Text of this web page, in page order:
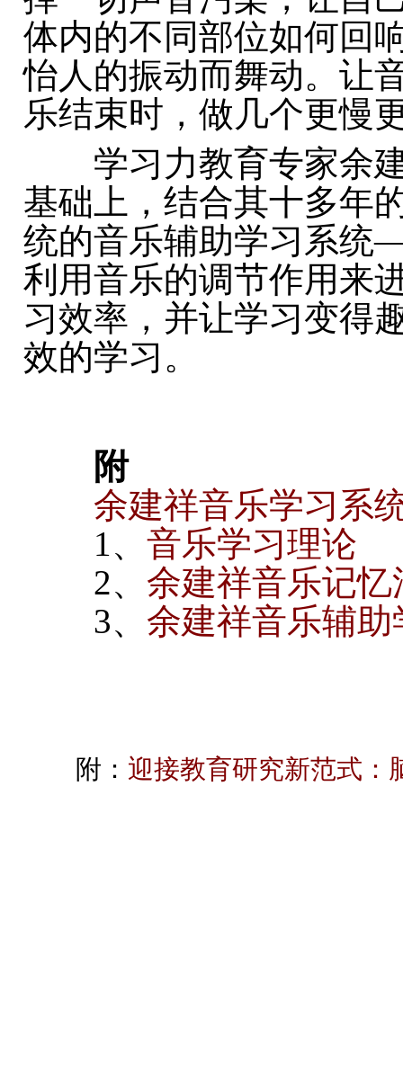
体内的不同部位如何回
怡人的振动而舞动。让
乐结束时，做几个更慢
学习力教育专家余建
基础上，结合其十多年
统的音乐辅助学习系
利用音乐的调节作用来
习效率，并让学习变得
效的学习。
附
余建祥音乐学习系
1、 音乐学习理论
2、 余建祥音乐记忆
3、 余建祥音乐辅助
附： 迎接教育研究新范式：